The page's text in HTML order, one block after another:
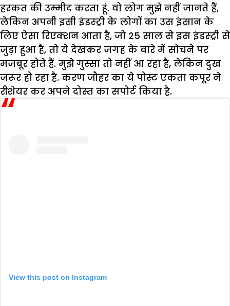
हरकत की उम्मीद करता हूं. वो लोग मुझे नहीं जानते हैं,
लेकिन अपनी इसी इंडस्ट्री के लोगों का उस इंसान के
लिए ऐसा रिएक्शन आता है, जो 25 साल से इस इंडस्ट्री से
जुड़ा हुआ है, तो ये देखकर जगह के बारे में सोचने पर
मजबूर होते हैं. मुझे गुस्सा तो नहीं आ रहा है, लेकिन दुख
जरूर हो रहा है. करण जौहर का ये पोस्ट एकता कपूर ने
रीशेयर कर अपने दोस्त का सपोर्ट किया है.
View this post on Instagram